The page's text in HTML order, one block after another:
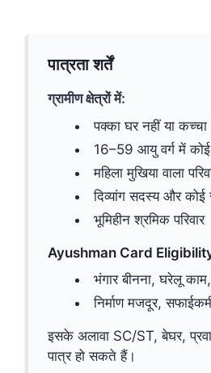
पात्रता शर्तें
ग्रामीण क्षेत्रों में:
पक्का घर नहीं या कच्चा
16–59 आयु वर्ग में
महिला मुखिया वाला
दिव्यांग सदस्य और कोई
भूमिहीन श्रमिक परिवार
Ayushman Card Eligibility
भंगार बीनना, घरेलू
निर्माण मजदूर,
इसके अलावा SC/ST, बेघर,
पात्र हो सकते हैं।